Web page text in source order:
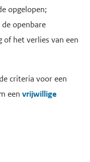
opgelopen;
openbare
of het verlies van een
criteria voor een
een vrijwillige